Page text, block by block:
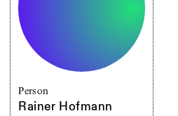
Person
Rainer Hofmann